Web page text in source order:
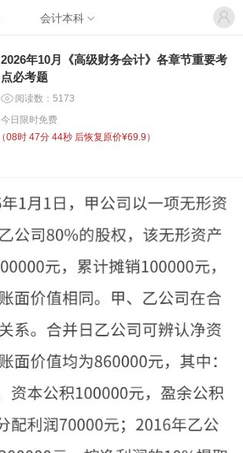
会计本科
2026年10月《高级财务会计》各章节重要考
点必考题
阅读数：5173
今日限时免费
（08时 47分 44秒 后恢复原价¥69.9）